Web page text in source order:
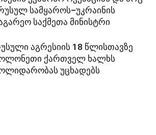
სამყაროს–უკრაინის
საქმეთა მინისტრი
აგრესიის 18 წლისთავზე
ქართველ ხალხს
უცხადებს